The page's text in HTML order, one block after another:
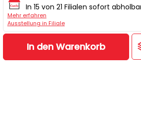
In 15 von 21 Filialen sofort
Mehr erfahren
Ausstellung in Filiale
In den Warenkorb